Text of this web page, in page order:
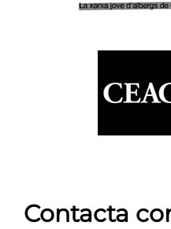
Contacta